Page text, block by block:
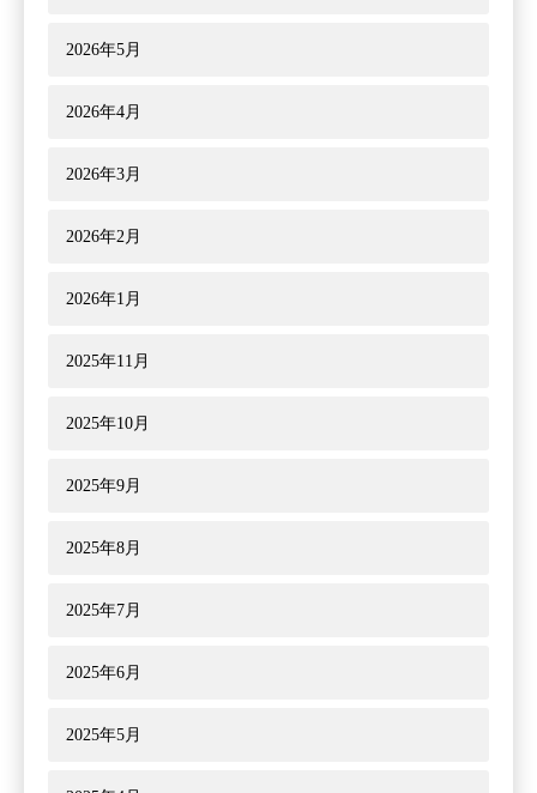
2026年5月
2026年4月
2026年3月
2026年2月
2026年1月
2025年11月
2025年10月
2025年9月
2025年8月
2025年7月
2025年6月
2025年5月